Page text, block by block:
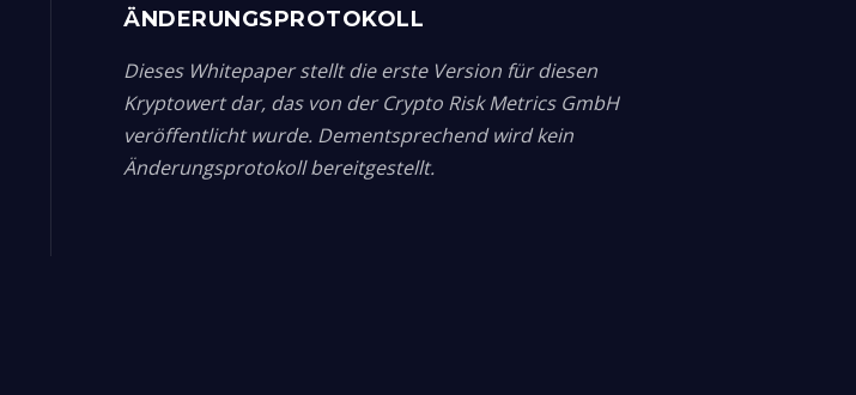
ÄNDERUNGSPROTOKOLL
Dieses Whitepaper stellt die erste Version für diesen
Kryptowert dar, das von der Crypto Risk Metrics GmbH
veröffentlicht wurde. Dementsprechend wird kein
Änderungsprotokoll bereitgestellt.